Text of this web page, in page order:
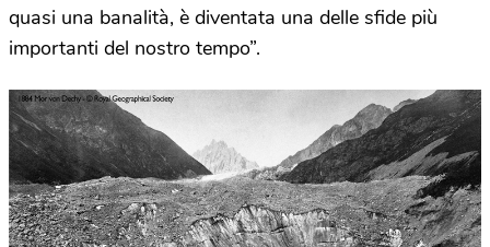
quasi una banalità, è diventata una delle sfide più
importanti del nostro tempo”.